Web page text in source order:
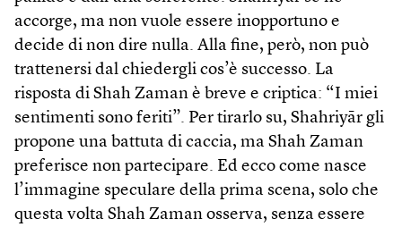
accorge, ma non vuole essere inopportuno e
decide di non dire nulla. Alla fine, però, non può
trattenersi dal chiedergli cos’è successo. La
risposta di Shah Zaman è breve e criptica: “I miei
sentimenti sono feriti”. Per tirarlo su, Shahriyār gli
propone una battuta di caccia, ma Shah Zaman
preferisce non partecipare. Ed ecco come nasce
l’immagine speculare della prima scena, solo che
questa volta Shah Zaman osserva, senza essere